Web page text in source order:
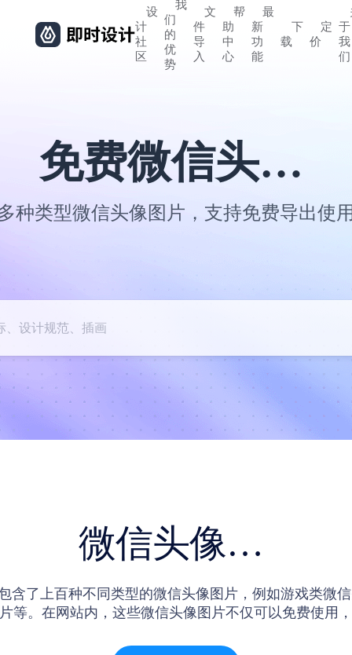
设
计
社
区
我
们
的
优
势
文
件
导
入
帮
助
中
心
最
新
功
能
下
载
定
价
于
我
们
免费微信头像图片
种类型微信头像图片，支持免费导出使
微信头像图片
含了上百种不同类型的微信头像图片，例如游戏类微
等。在网站内，这些微信头像图片不仅可以免费使用